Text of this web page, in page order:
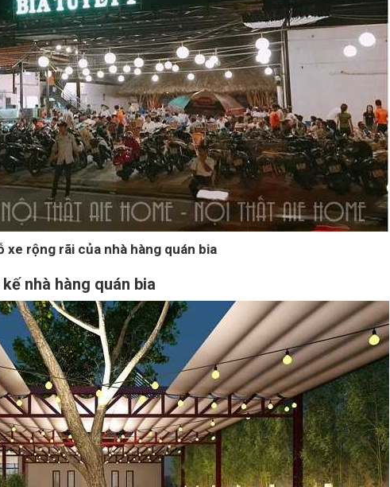
xe rộng rãi của nhà hàng quán bia
nhà hàng quán bia